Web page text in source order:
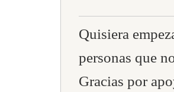
Quisiera
personas que
Gracias por